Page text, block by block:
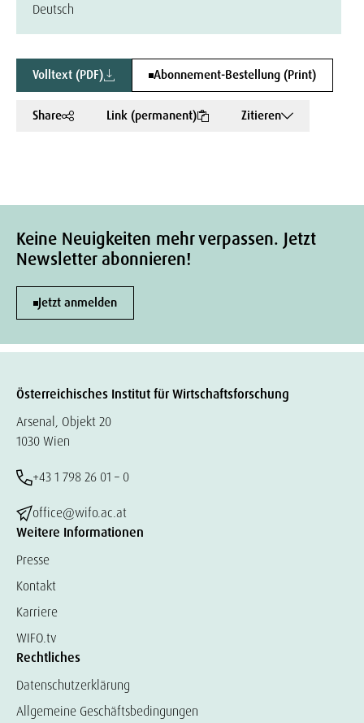
Deutsch
Volltext (PDF) Abonnement-Bestellung (Print)
Share Link (permanent) Zitieren
Keine Neuigkeiten mehr verpassen. Jetzt
Newsletter abonnieren!
Jetzt anmelden
Österreichisches Institut für Wirtschaftsforschung
Arsenal, Objekt 20
1030 Wien
+43 1 798 26 01 – 0
office@wifo.ac.at
Weitere Informationen
Presse
Kontakt
Karriere
WIFO.tv
Rechtliches
Datenschutzerklärung
Allgemeine Geschäftsbedingungen